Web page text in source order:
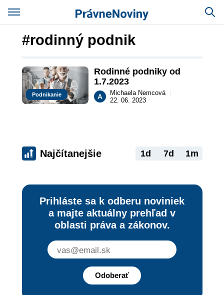
#rodinný podnik
Podnikanie
Rodinné podniky od
1.7.2023
Michaela Nemcová
22. 06. 2023
Najčítanejšie 1d 7d 1m
Prihláste sa k odberu noviniek
a majte aktuálny prehľad v
oblasti práva a zákonov.
Odoberať